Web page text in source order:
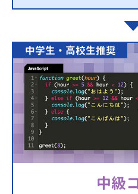
中学生・高校生推奨
中級